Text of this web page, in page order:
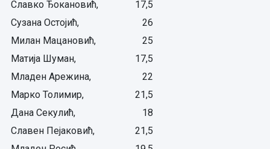
Славко Ђокановић,
17,5
Сузана Остојић,
26
Милан Мацановић,
25
Матија Шуман,
17,5
Младен Арежина,
22
Марко Толимир,
21,5
Дана Секулић,
18
Славен Пејаковић,
21,5